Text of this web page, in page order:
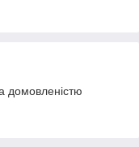
домовленістю